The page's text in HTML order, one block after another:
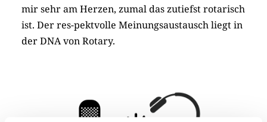
mir sehr am Herzen, zumal das zutiefst rotarisch
ist. Der res-pektvolle Meinungsaustausch liegt in
der DNA von Rotary.